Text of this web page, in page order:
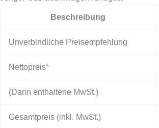
Beschreibung
Unverbindliche Preisempfehlung
Nettopreis*
(Darin enthaltene MwSt.)
Gesamtpreis (inkl. MwSt.)